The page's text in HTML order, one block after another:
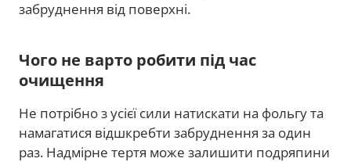
забруднення від поверхні.
Чого не варто робити під час
очищення
Не потрібно з усієї сили натискати на фольгу та
намагатися відшкребти забруднення за один
раз. Надмірне тертя може залишити подряпини